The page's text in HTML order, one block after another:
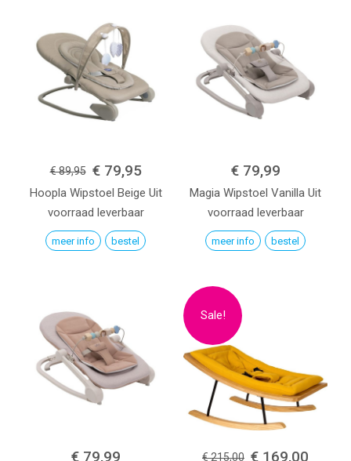
€ 89,95 € 79,95
Hoopla Wipstoel Beige Uit
voorraad leverbaar
meer info bestel
€ 79,99
Magia Wipstoel Vanilla Uit
voorraad leverbaar
meer info bestel
€ 79,99 € 215,00 € 169,00